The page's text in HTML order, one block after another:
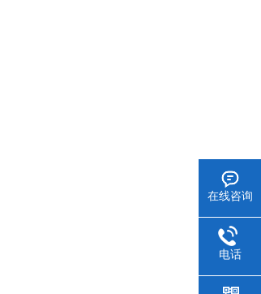
在线咨询
电话